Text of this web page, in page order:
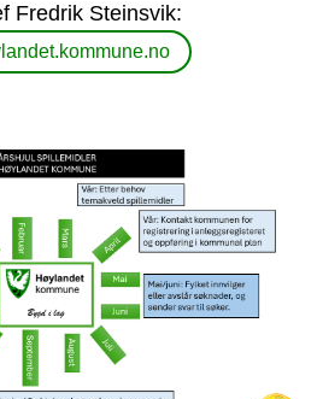
Fredrik Steinsvik: